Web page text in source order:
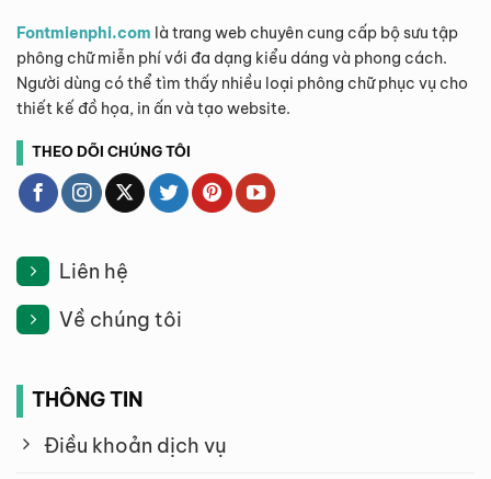
Fontmienphi.com là trang web chuyên cung cấp bộ sưu tập
phông chữ miễn phí với đa dạng kiểu dáng và phong cách.
Người dùng có thể tìm thấy nhiều loại phông chữ phục vụ cho
thiết kế đồ họa, in ấn và tạo website.
THEO DÕI CHÚNG TÔI
Liên hệ
Về chúng tôi
THÔNG TIN
Điều khoản dịch vụ